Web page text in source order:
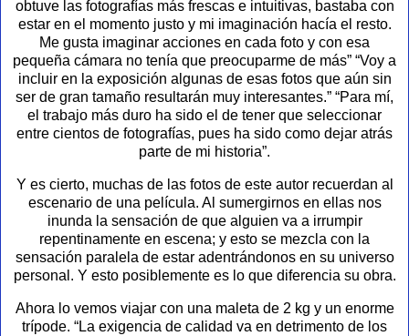
obtuve las fotografías más frescas e intuitivas, bastaba con
estar en el momento justo y mi imaginación hacía el resto.
Me gusta imaginar acciones en cada foto y con esa
pequeña cámara no tenía que preocuparme de más” “Voy a
incluir en la exposición algunas de esas fotos que aún sin
ser de gran tamaño resultarán muy interesantes.” “Para mí,
el trabajo más duro ha sido el de tener que seleccionar
entre cientos de fotografías, pues ha sido como dejar atrás
parte de mi historia”.
Y es cierto, muchas de las fotos de este autor recuerdan al
escenario de una película. Al sumergirnos en ellas nos
inunda la sensación de que alguien va a irrumpir
repentinamente en escena; y esto se mezcla con la
sensación paralela de estar adentrándonos en su universo
personal. Y esto posiblemente es lo que diferencia su obra.
Ahora lo vemos viajar con una maleta de 2 kg y un enorme
trípode. “La exigencia de calidad va en detrimento de los